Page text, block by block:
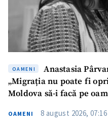
OAMENI
Anastasia
„Migrația nu poate fi
Moldova să-i facă pe
OAMENI 8 august 2026, 07:16